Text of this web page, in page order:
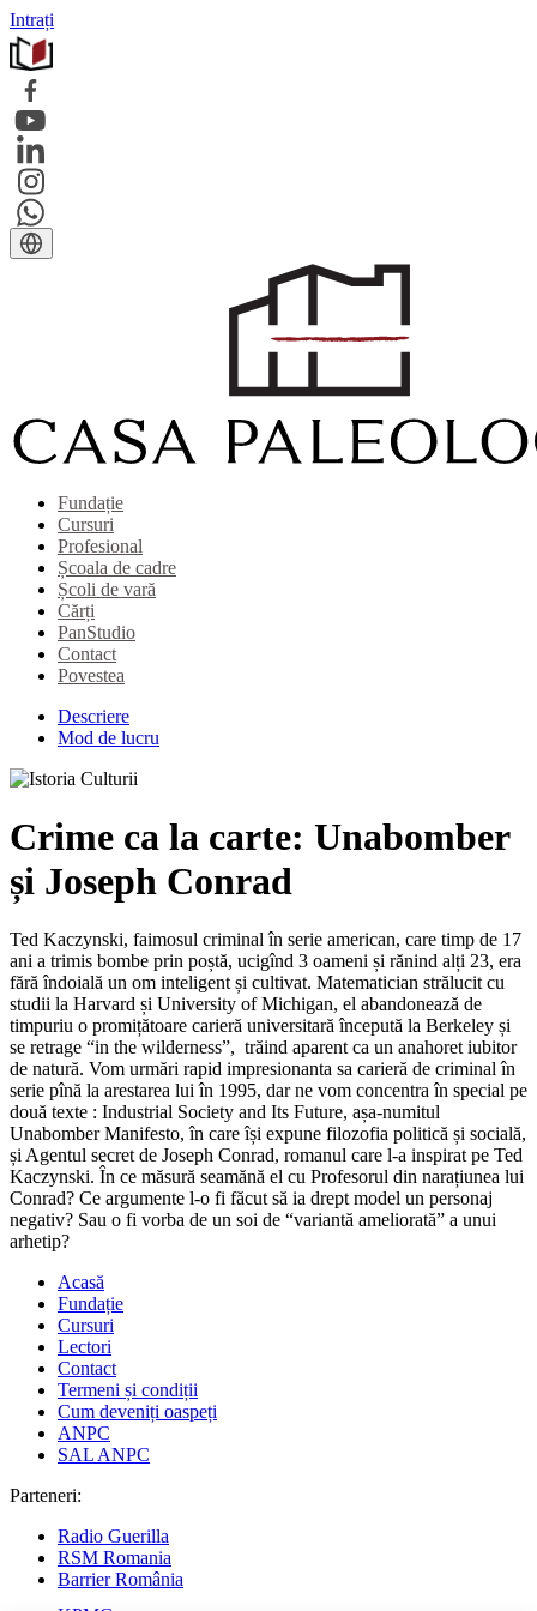
Intrați
Fundație
Cursuri
Profesional
Școala de cadre
Școli de vară
Cărți
PanStudio
Contact
Povestea
Descriere
Mod de lucru
Crime ca la carte: Unabomber
și Joseph Conrad
Ted Kaczynski, faimosul criminal în serie american, care timp de 17
ani a trimis bombe prin poștă, ucigînd 3 oameni și rănind alți 23, era
fără îndoială un om inteligent și cultivat. Matematician strălucit cu
studii la Harvard și University of Michigan, el abandonează de
timpuriu o promițătoare carieră universitară începută la Berkeley și
se retrage “in the wilderness”, trăind aparent ca un anahoret iubitor
de natură. Vom urmări rapid impresionanta sa carieră de criminal în
serie pînă la arestarea lui în 1995, dar ne vom concentra în special pe
două texte : Industrial Society and Its Future, așa-numitul
Unabomber Manifesto, în care își expune filozofia politică și socială,
și Agentul secret de Joseph Conrad, romanul care l-a inspirat pe Ted
Kaczynski. În ce măsură seamănă el cu Profesorul din narațiunea lui
Conrad? Ce argumente l-o fi făcut să ia drept model un personaj
negativ? Sau o fi vorba de un soi de “variantă ameliorată” a unui
arhetip?
Acasă
Fundație
Cursuri
Lectori
Contact
Termeni și condiții
Cum deveniți oaspeți
ANPC
SAL ANPC
Parteneri:
Radio Guerilla
RSM Romania
Barrier România